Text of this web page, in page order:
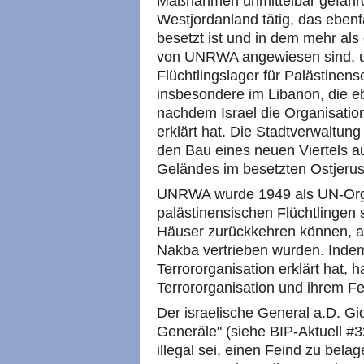
Westjordanland tätig, das
besetzt ist und in dem mehr
von UNRWA angewiesen sind,
Flüchtlingslager für
insbesondere im Libanon, die
nachdem Israel die
erklärt hat. Die
den Bau eines neuen Viertels
Geländes im besetzten
UNRWA wurde 1949 als UN-
palästinensischen Flüchtlingen
Häuser zurückkehren können,
Nakba vertrieben wurden.
Terrororganisation erklärt hat,
Terrororganisation und ihrem
Der israelische General a.D.
Generäle" (siehe BIP-Aktuell
illegal sei, einen Feind zu